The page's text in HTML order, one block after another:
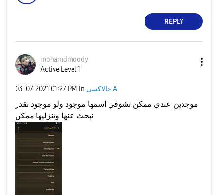
REPLY
mohamdmoody
Active Level 1
‎03-07-2021 01:27 PM in جالاكسى A
موجدين عندي ممكن تشوفي اسمها موجود ولو موجود نقدر
نبحث عنها وتنزليها ممكن